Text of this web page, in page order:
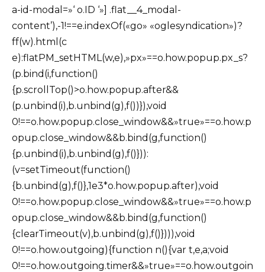
a-id-modal=»‘ o.ID ‘»] .flat__4_modal-
content’),-1!==e.indexOf(«go» «oglesyndication»)?
ff(w).html(c
e):flatPM_setHTML(w,e),»px»==o.how.popup.px_s?
(p.bind(i,function()
{p.scrollTop()>o.how.popup.after&&
(p.unbind(i),b.unbind(g),f())}),void
0!==o.how.popup.close_window&&»true»==o.how.p
opup.close_window&&b.bind(g,function()
{p.unbind(i),b.unbind(g),f()})):
(v=setTimeout(function()
{b.unbind(g),f()},1e3*o.how.popup.after),void
0!==o.how.popup.close_window&&»true»==o.how.p
opup.close_window&&b.bind(g,function()
{clearTimeout(v),b.unbind(g),f()}))),void
0!==o.how.outgoing){function n(){var t,e,a;void
0!==o.how.outgoing.timer&&»true»==o.how.outgoin